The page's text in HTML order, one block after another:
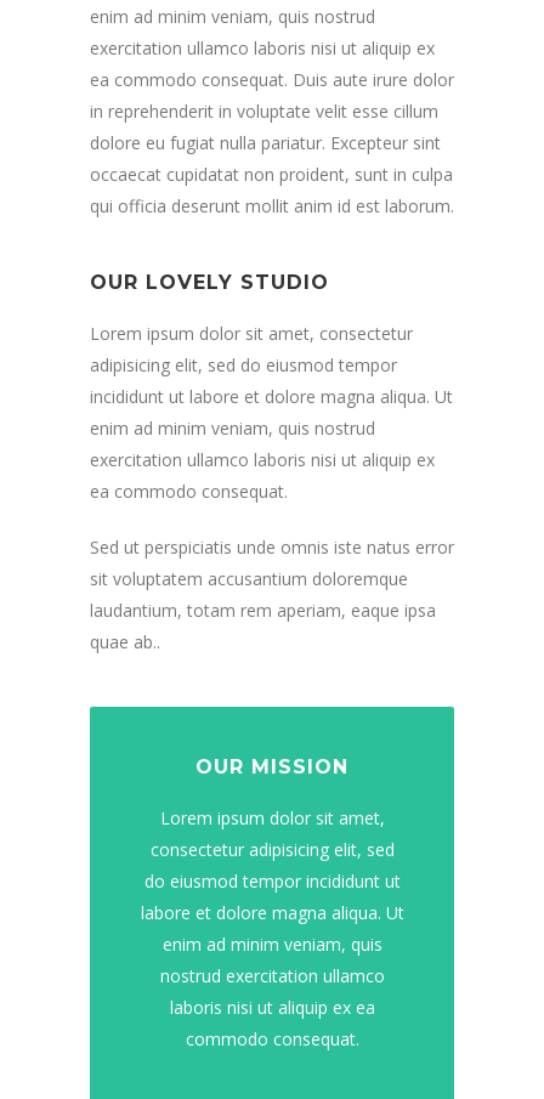
enim ad minim veniam, quis nostrud
exercitation ullamco laboris nisi ut aliquip ex
ea commodo consequat. Duis aute irure dolor
in reprehenderit in voluptate velit esse cillum
dolore eu fugiat nulla pariatur. Excepteur sint
occaecat cupidatat non proident, sunt in culpa
qui officia deserunt mollit anim id est laborum.
OUR LOVELY STUDIO
Lorem ipsum dolor sit amet, consectetur
adipisicing elit, sed do eiusmod tempor
incididunt ut labore et dolore magna aliqua. Ut
enim ad minim veniam, quis nostrud
exercitation ullamco laboris nisi ut aliquip ex
ea commodo consequat.
Sed ut perspiciatis unde omnis iste natus error
sit voluptatem accusantium doloremque
laudantium, totam rem aperiam, eaque ipsa
quae ab..
OUR MISSION
Lorem ipsum dolor sit amet,
consectetur adipisicing elit, sed
do eiusmod tempor incididunt ut
labore et dolore magna aliqua. Ut
enim ad minim veniam, quis
nostrud exercitation ullamco
laboris nisi ut aliquip ex ea
commodo consequat.